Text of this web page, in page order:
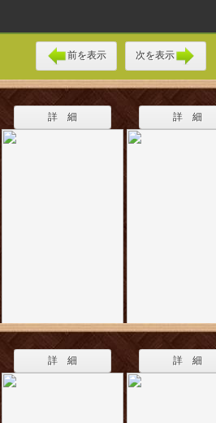
前を表示 次を表示
詳 細 詳 細
詳 細 詳 細